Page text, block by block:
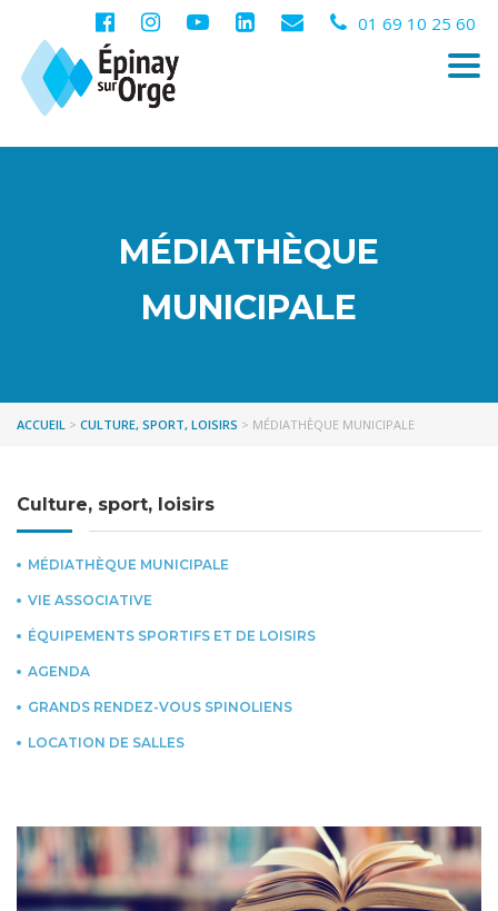
01 69 10 25 60
MÉDIATHÈQUE
MUNICIPALE
ACCUEIL > CULTURE, SPORT, LOISIRS > MÉDIATHÈQUE MUNICIPALE
Culture, sport, loisirs
MÉDIATHÈQUE MUNICIPALE
VIE ASSOCIATIVE
ÉQUIPEMENTS SPORTIFS ET DE LOISIRS
AGENDA
GRANDS RENDEZ-VOUS SPINOLIENS
LOCATION DE SALLES